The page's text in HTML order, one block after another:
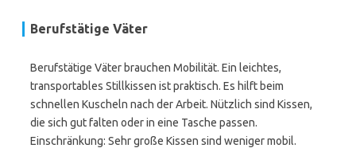
Berufstätige Väter
Berufstätige Väter brauchen Mobilität. Ein leichtes,
transportables Stillkissen ist praktisch. Es hilft beim
schnellen Kuscheln nach der Arbeit. Nützlich sind Kissen,
die sich gut falten oder in eine Tasche passen.
Einschränkung: Sehr große Kissen sind weniger mobil.